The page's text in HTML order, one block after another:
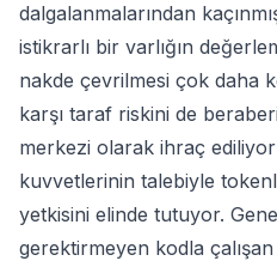
dalgalanmalarından
istikrarlı bir varlığın
nakde çevrilmesi çok daha
karşı taraf riskini de
merkezi olarak ihraç
kuvvetlerinin talebiyle
yetkisini elinde tutuyor.
gerektirmeyen kodla